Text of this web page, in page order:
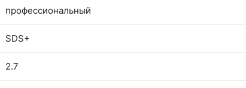
профессиональный
SDS+
2.7